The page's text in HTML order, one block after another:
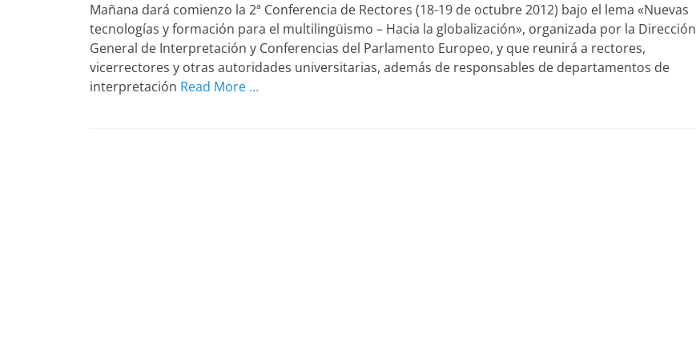
Mañana dará comienzo la 2ª Conferencia de Rectores (18-19 de octubre 2012) bajo el lema «Nuevas
tecnologías y formación para el multilingüismo – Hacia la globalización», organizada por la Dirección
General de Interpretación y Conferencias del Parlamento Europeo, y que reunirá a rectores,
vicerrectores y otras autoridades universitarias, además de responsables de departamentos de
interpretación Read More …